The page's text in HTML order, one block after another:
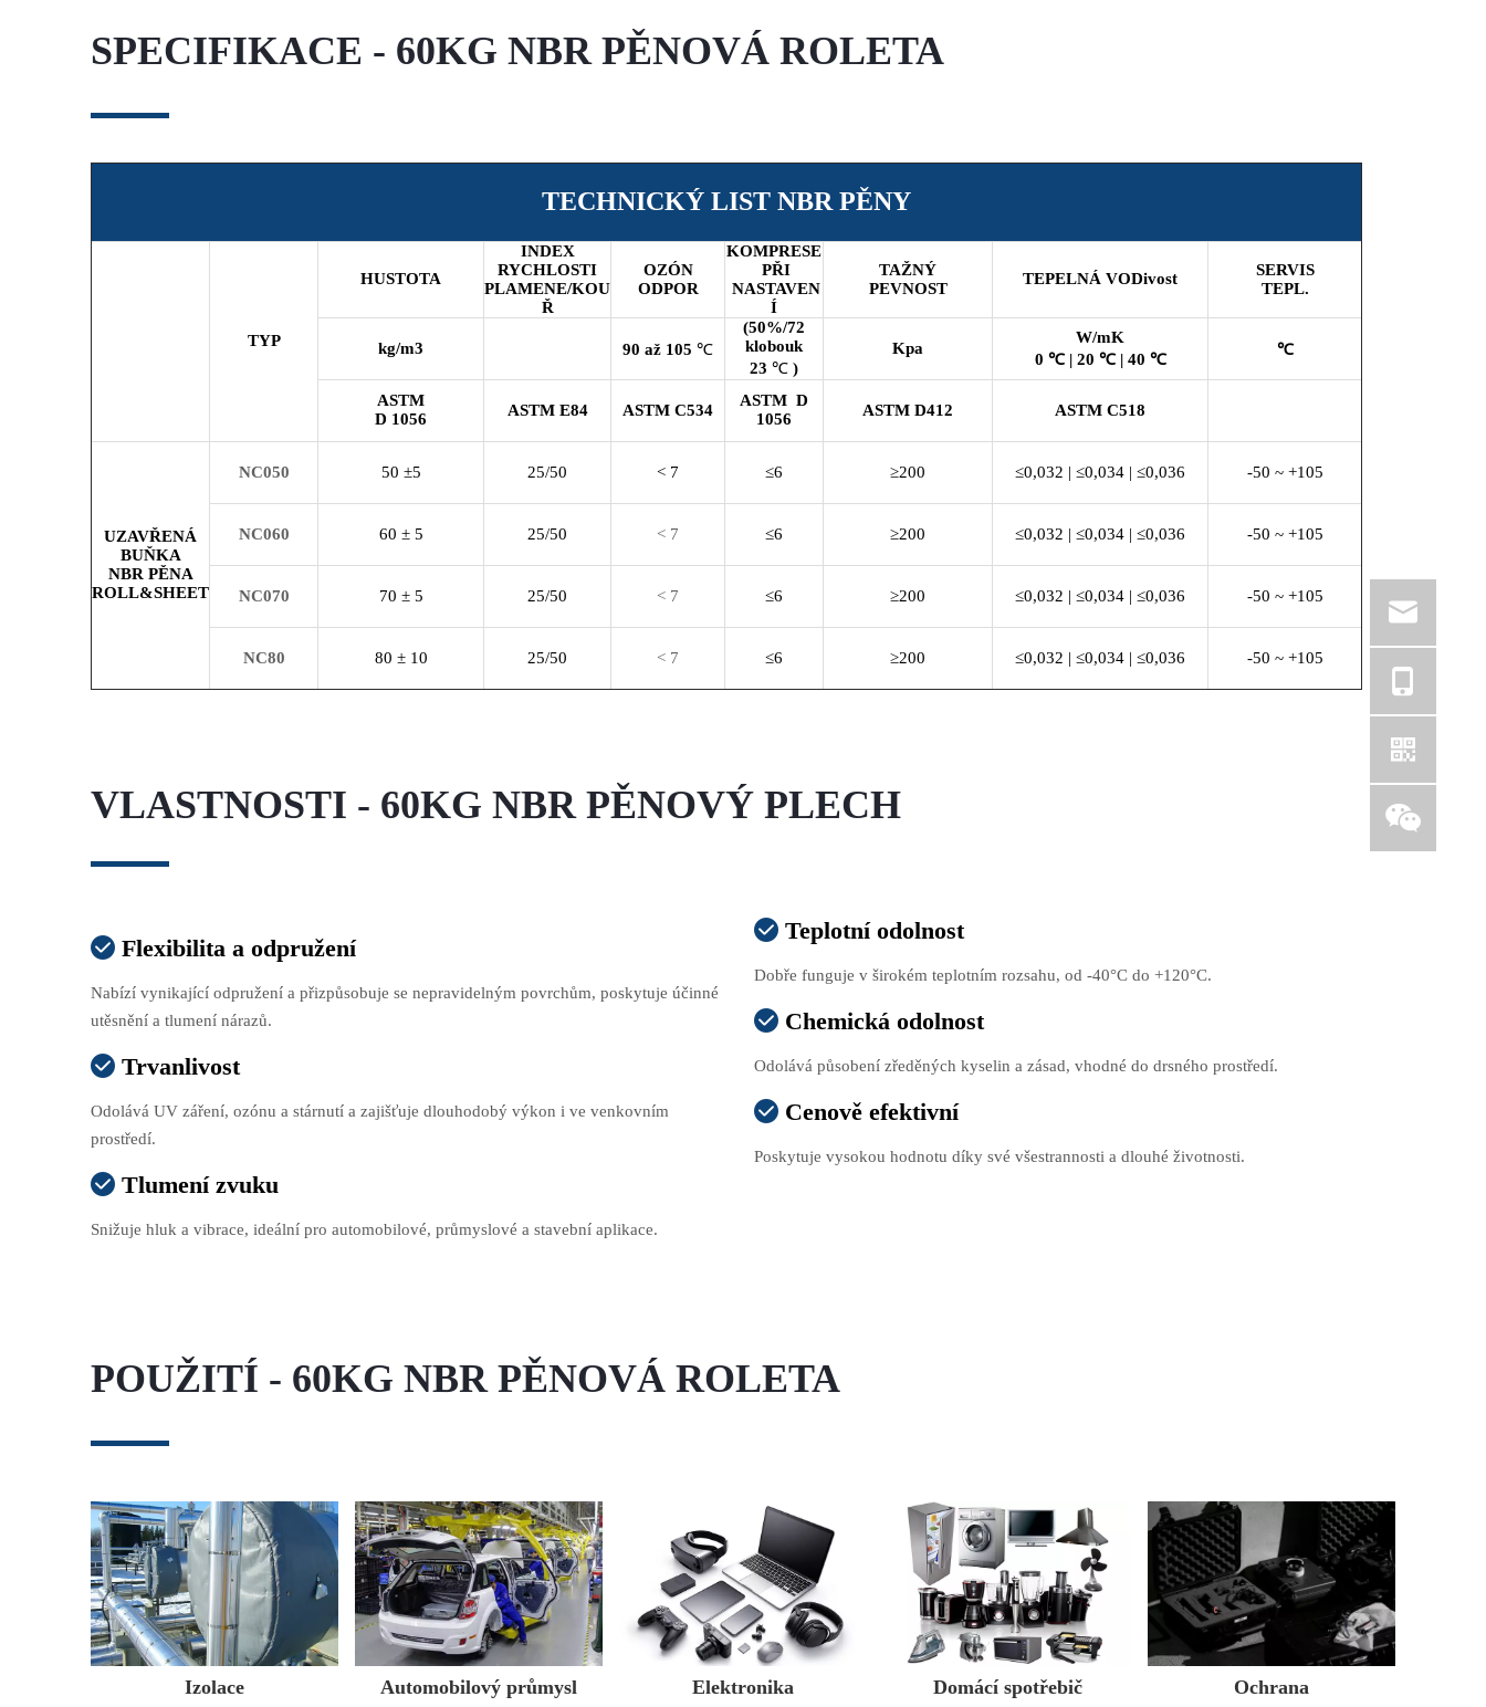
SPECIFIKACE - 60KG NBR PĚNOVÁ ROLETA
TECHNICKÝ LIST NBR PĚNY
TYP
HUSTOTA
INDEX
RYCHLOSTI
PLAMENE/KOU
Ř
OZÓN
ODPOR
KOMPRESE
PŘI
NASTAVEN
Í
TAŽNÝ
PEVNOST
TEPELNÁ VODivost
SERVIS
TEPL.
kg/m3 90 až 105 ℃
(50%/72
klobouk
23 ℃ )
Kpa
W/mK
0 ℃ | 20 ℃ | 40 ℃
℃
ASTM
D 1056 ASTM E84 ASTM C534
ASTM D
1056
ASTM D412 ASTM C518
UZAVŘENÁ
BUŇKA
NBR PĚNA
ROLL&SHEET
NC050 50 ±5 25/50 < 7 ≤6 ≥200 ≤0,032 | ≤0,034 | ≤0,036 -50 ~ +105
NC060 60 ± 5 25/50 < 7 ≤6 ≥200 ≤0,032 | ≤0,034 | ≤0,036 -50 ~ +105
NC070 70 ± 5 25/50 < 7 ≤6 ≥200 ≤0,032 | ≤0,034 | ≤0,036 -50 ~ +105
NC80 80 ± 10 25/50 < 7 ≤6 ≥200 ≤0,032 | ≤0,034 | ≤0,036 -50 ~ +105
VLASTNOSTI - 60KG NBR PĚNOVÝ PLECH
 Flexibilita a odpružení
Nabízí vynikající odpružení a přizpůsobuje se nepravidelným povrchům, poskytuje účinné
utěsnění a tlumení nárazů.
 Trvanlivost
Odolává UV záření, ozónu a stárnutí a zajišťuje dlouhodobý výkon i ve venkovním
prostředí.
 Tlumení zvuku
Snižuje hluk a vibrace, ideální pro automobilové, průmyslové a stavební aplikace.
 Teplotní odolnost
Dobře funguje v širokém teplotním rozsahu, od -40°C do +120°C.
 Chemická odolnost
Odolává působení zředěných kyselin a zásad, vhodné do drsného prostředí.
 Cenově efektivní
Poskytuje vysokou hodnotu díky své všestrannosti a dlouhé životnosti.
POUŽITÍ - 60KG NBR PĚNOVÁ ROLETA
Izolace Automobilový průmysl Elektronika Domácí spotřebič Ochrana